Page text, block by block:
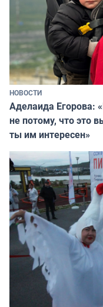
НОВОСТИ
Аделаида Егорова:
не потому, что это
ты им интересен»